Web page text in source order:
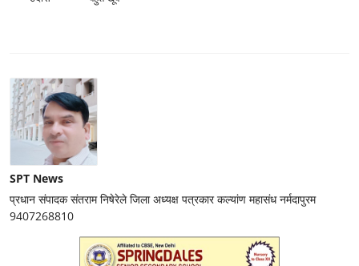
SPT News
प्रधान संपादक संतराम निषेरेले जिला अध्यक्ष पत्रकार कल्यांण महासंध नर्मदापुरम
9407268810